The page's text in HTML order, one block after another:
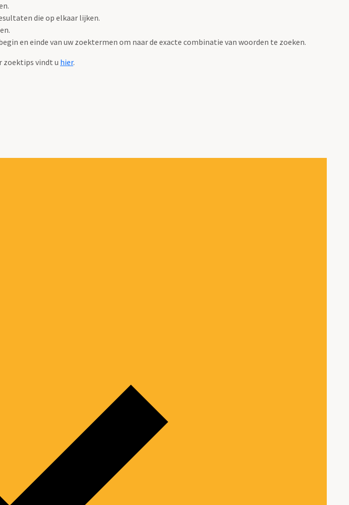
die op elkaar lijken.
en einde van uw zoektermen om naar de exacte combinatie van woorden te zoeken.
zoektips vindt u hier.